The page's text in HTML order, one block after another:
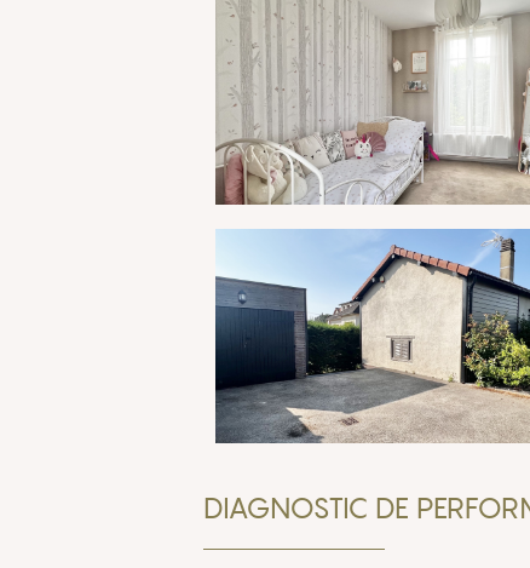
DIAGNOSTIC DE